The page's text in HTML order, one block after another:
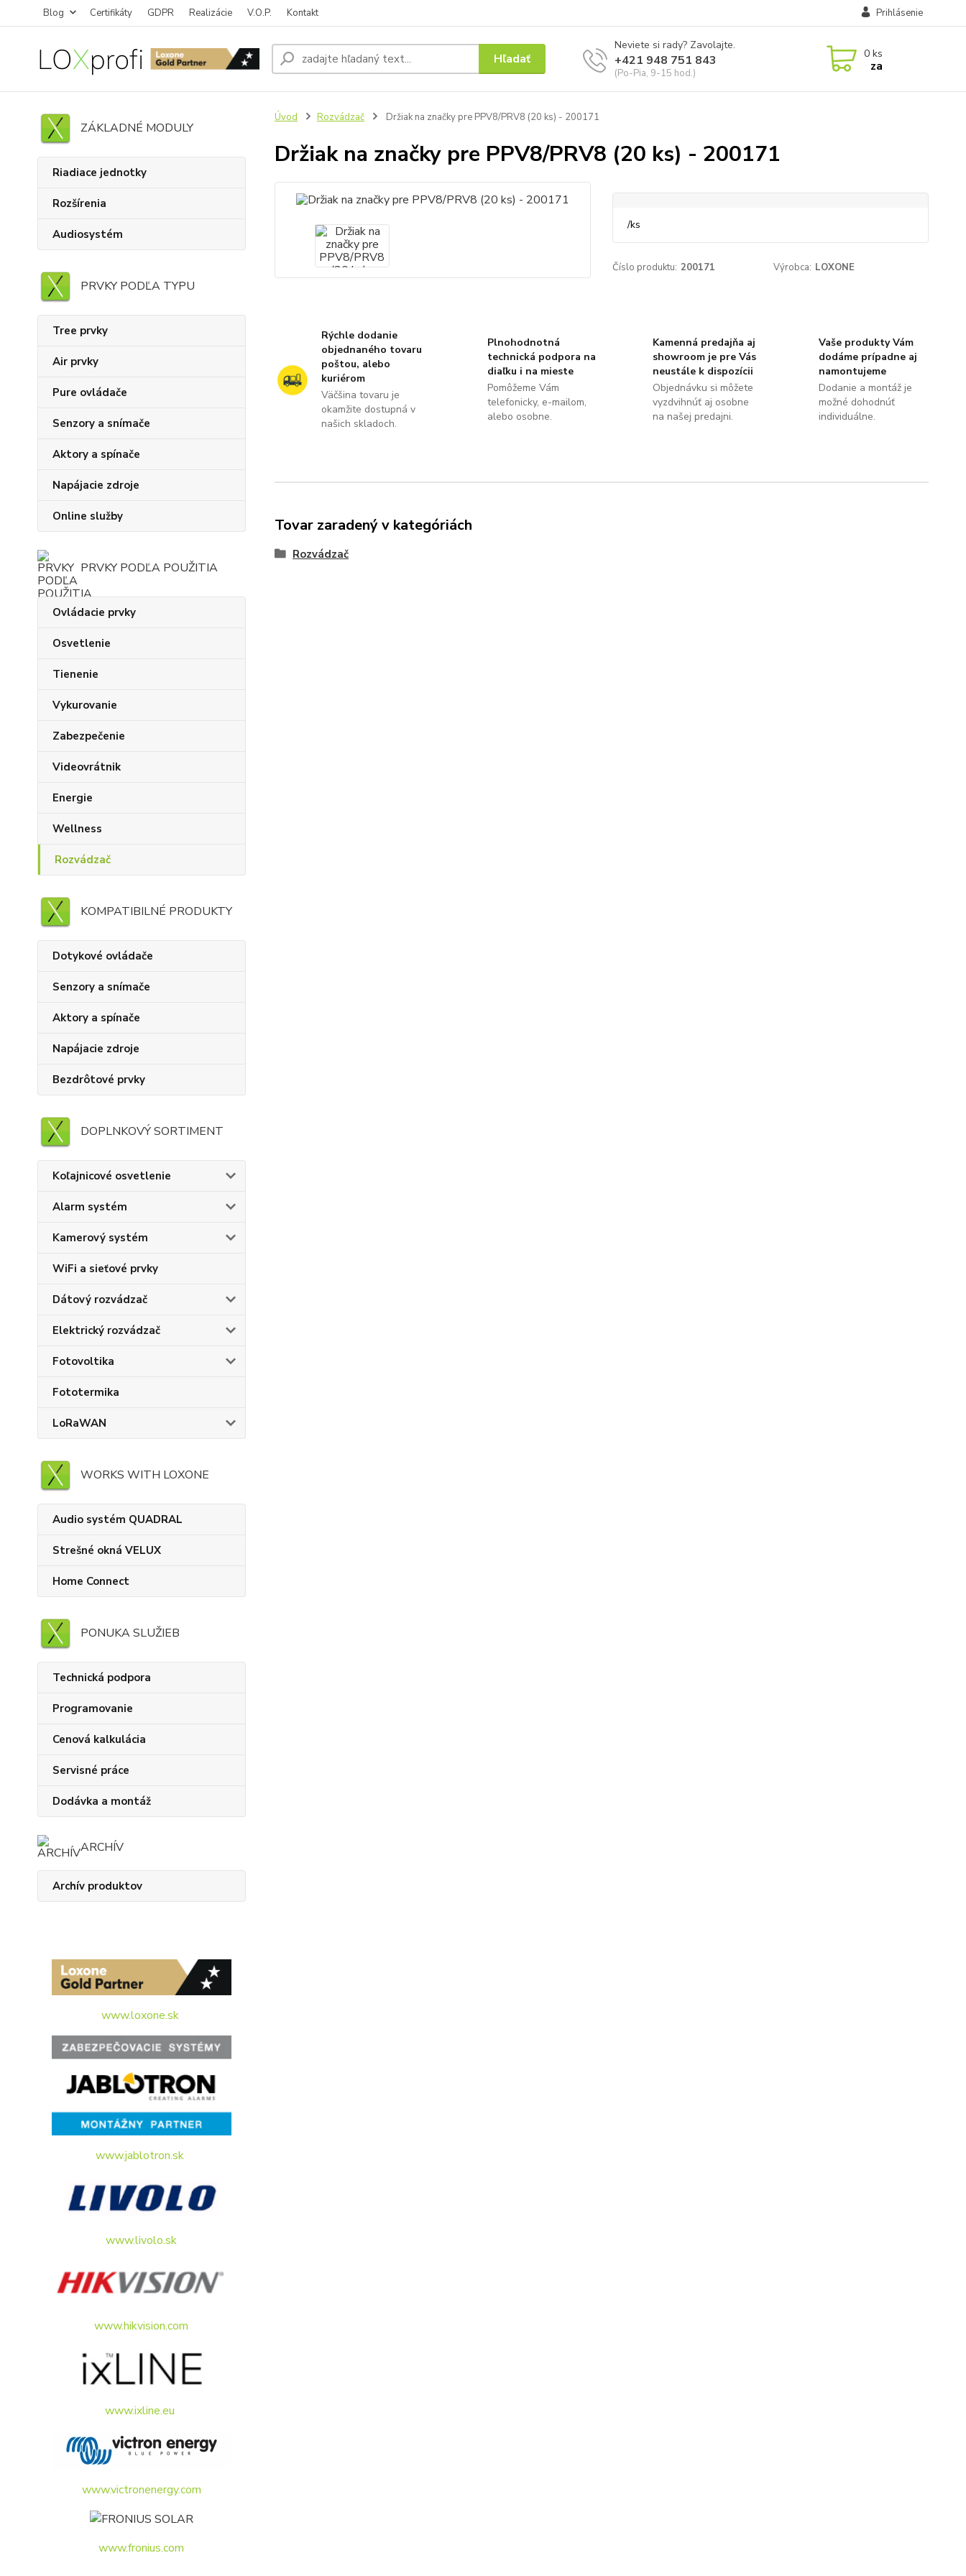
Blog Certifikáty GDPR Realizácie V.O.P. Kontakt Prihlásenie
Hľadať
Neviete si rady? Zavolajte.
+421 948 751 843
(Po-Pia, 9-15 hod.)
0 ks
za
ZÁKLADNÉ MODULY
Riadiace jednotky
Rozšírenia
Audiosystém
PRVKY PODĽA TYPU
Tree prvky
Air prvky
Pure ovládače
Senzory a snímače
Aktory a spínače
Napájacie zdroje
Online služby
PRVKY PODĽA POUŽITIA
Ovládacie prvky
Osvetlenie
Tienenie
Vykurovanie
Zabezpečenie
Videovrátnik
Energie
Wellness
Rozvádzač
KOMPATIBILNÉ PRODUKTY
Dotykové ovládače
Senzory a snímače
Aktory a spínače
Napájacie zdroje
Bezdrôtové prvky
DOPLNKOVÝ SORTIMENT
Koľajnicové osvetlenie
Alarm systém
Kamerový systém
WiFi a sieťové prvky
Dátový rozvádzač
Elektrický rozvádzač
Fotovoltika
Fototermika
LoRaWAN
WORKS WITH LOXONE
Audio systém QUADRAL
Strešné okná VELUX
Home Connect
PONUKA SLUŽIEB
Technická podpora
Programovanie
Cenová kalkulácia
Servisné práce
Dodávka a montáž
ARCHÍV
Archív produktov
www.loxone.sk
www.jablotron.sk
www.livolo.sk
www.hikvision.com
www.ixline.eu
www.victronenergy.com
www.fronius.com
Úvod Rozvádzač Držiak na značky pre PPV8/PRV8 (20 ks) - 200171
Držiak na značky pre PPV8/PRV8 (20 ks) - 200171
/ks
Číslo produktu: 200171 Výrobca: LOXONE
Rýchle dodanie
objednaného tovaru
poštou, alebo
kuriérom
Väčšina tovaru je
okamžite dostupná v
našich skladoch.
Plnohodnotná
technická podpora na
diaľku i na mieste
Pomôžeme Vám
telefonicky, e-mailom,
alebo osobne.
Kamenná predajňa aj
showroom je pre Vás
neustále k dispozícii
Objednávku si môžete
vyzdvihnúť aj osobne
na našej predajni.
Vaše produkty Vám
dodáme prípadne aj
namontujeme
Dodanie a montáž je
možné dohodnúť
individuálne.
Tovar zaradený v kategóriách
Rozvádzač